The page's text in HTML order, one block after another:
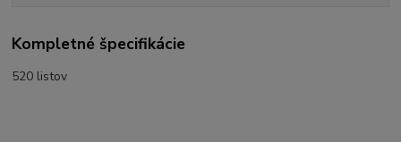
Kompletné špecifikácie
520 listov